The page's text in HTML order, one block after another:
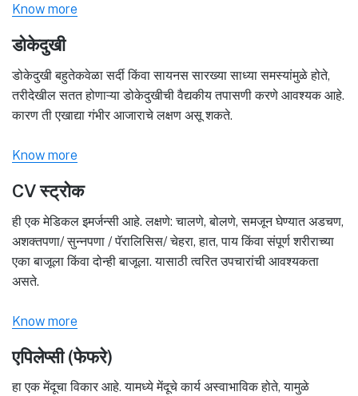
Know more
डोकेदुखी
डोकेदुखी बहुतेकवेळा सर्दी किंवा सायनस सारख्या साध्या समस्यांमुळे होते,
तरीदेखील सतत होणाऱ्या डोकेदुखीची वैद्यकीय तपासणी करणे आवश्यक आहे.
कारण ती एखाद्या गंभीर आजाराचे लक्षण असू शकते.
Know more
CV स्ट्रोक
ही एक मेडिकल इमर्जन्सी आहे. लक्षणे: चालणे, बोलणे, समजून घेण्यात अडचण,
अशक्तपणा/ सुन्नपणा / पॅरालिसिस/ चेहरा, हात, पाय किंवा संपूर्ण शरीराच्या
एका बाजूला किंवा दोन्ही बाजूला. यासाठी त्वरित उपचारांची आवश्यकता
असते.
Know more
एपिलेप्सी (फेफरे)
हा एक मेंदूचा विकार आहे. यामध्ये मेंदूचे कार्य अस्वाभाविक होते, यामुळे